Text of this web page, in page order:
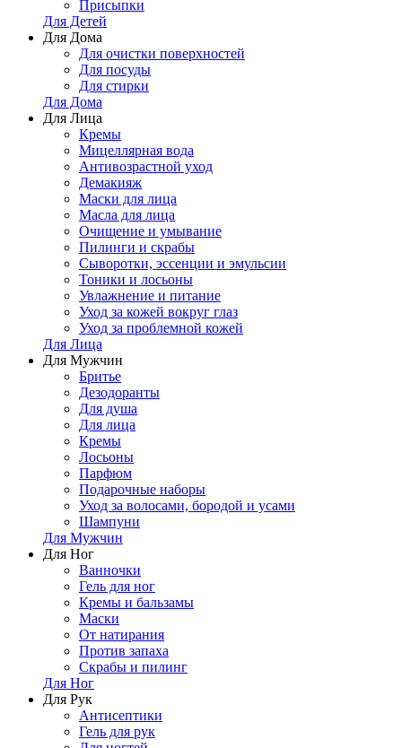
Присыпки
Для Детей
Для Дома
Для очистки поверхностей
Для посуды
Для стирки
Для Дома
Для Лица
Кремы
Мицеллярная вода
Антивозрастной уход
Демакияж
Маски для лица
Масла для лица
Очищение и умывание
Пилинги и скрабы
Сыворотки, эссенции и эмульсии
Тоники и лосьоны
Увлажнение и питание
Уход за кожей вокруг глаз
Уход за проблемной кожей
Для Лица
Для Мужчин
Бритье
Дезодоранты
Для душа
Для лица
Кремы
Лосьоны
Парфюм
Подарочные наборы
Уход за волосами, бородой и усами
Шампуни
Для Мужчин
Для Ног
Ванночки
Гель для ног
Кремы и бальзамы
Маски
От натирания
Против запаха
Скрабы и пилинг
Для Ног
Для Рук
Антисептики
Гель для рук